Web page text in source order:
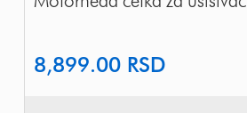
8,899.00 RSD